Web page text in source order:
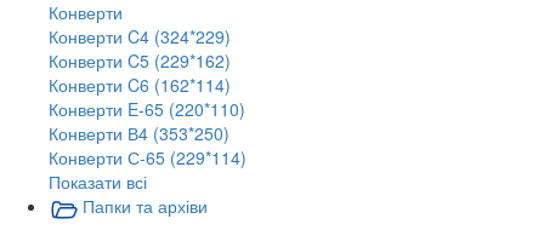
Конверти
Конверти C4 (324*229)
Конверти C5 (229*162)
Конверти C6 (162*114)
Конверти E-65 (220*110)
Конверти В4 (353*250)
Конверти С-65 (229*114)
Показати всі
Папки та архіви